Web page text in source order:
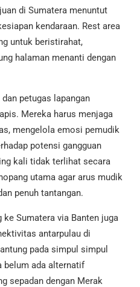
di Sumatera menuntut
kendaraan. Rest area
untuk beristirahat,
halaman menanti dengan
petugas lapangan
Mereka harus menjaga
mengelola emosi pemudik
potensi gangguan
kali tidak terlihat secara
utama agar arus mudik
penuh tantangan.
ke Sumatera via Banten juga
antarpulau di
pada simpul simpul
belum ada alternatif
sepadan dengan Merak